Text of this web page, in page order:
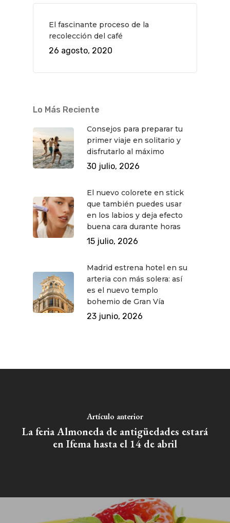
El fascinante proceso de la
recolección del café
26 agosto, 2020
Lo Más Reciente
Consejos para preparar tu
primer viaje en solitario y
disfrutarlo al máximo
30 julio, 2026
El nuevo colorete en stick
que también puedes usar
en los labios y deja efecto
buena cara durante horas
15 julio, 2026
Madrid estrena hotel en su
arteria con más solera: así
es el nuevo templo
bohemio de Gran Vía
23 junio, 2026
Artículo anterior
La feria Almoneda de antigüedades estará
en Ifema hasta el 14 de abril
Teatro
Música
Rutas Por Madrid
Gastro
BEAUTY
CONTACTO